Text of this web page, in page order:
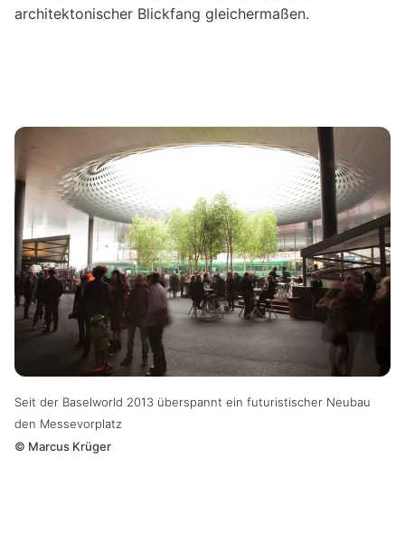
architektonischer Blickfang gleichermaßen.
Seit der Baselworld 2013 überspannt ein futuristischer Neubau
den Messevorplatz
© Marcus Krüger